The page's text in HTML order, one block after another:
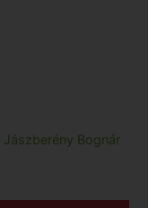
Jászberény Bognár